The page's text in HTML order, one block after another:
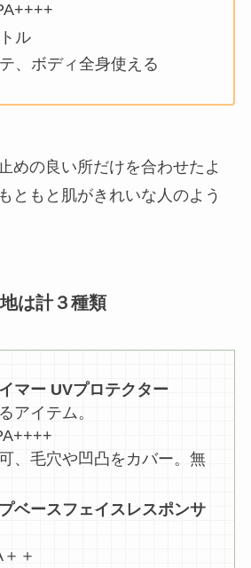
ル
、ボディ全身使える
めの良い所だけを合わせたよ
ともと肌がきれいな人のよう
は計３種類
マー UVプロテクター
アイテム。
、毛穴や凹凸をカバー。無
ベースフェイスレスポンサ
＋